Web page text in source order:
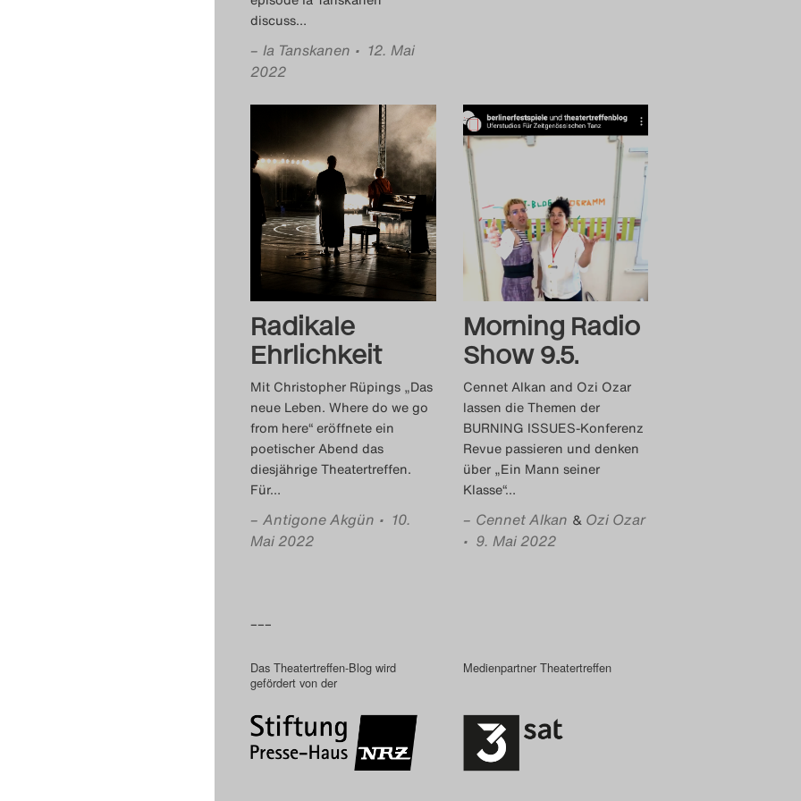
discuss…
– Ia Tanskanen • 12. Mai
2022
Radikale
Ehrlichkeit
Mit Christopher Rüpings „Das
neue Leben. Where do we go
from here“ eröffnete ein
poetischer Abend das
diesjährige Theatertreffen.
Für…
– Antigone Akgün • 10.
Mai 2022
Morning Radio
Show 9.5.
Cennet Alkan and Ozi Ozar
lassen die Themen der
BURNING ISSUES-Konferenz
Revue passieren und denken
über „Ein Mann seiner
Klasse“…
– Cennet Alkan & Ozi Ozar
• 9. Mai 2022
–––
Das Theatertreffen-Blog wird
gefördert von der
Medienpartner Theatertreffen